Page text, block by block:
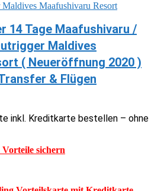
14 Tage Maafushivaru /
Maldives
( Neueröffnung 2020 )
& Flügen
inkl. Kreditkarte bestellen – ohne
sichern